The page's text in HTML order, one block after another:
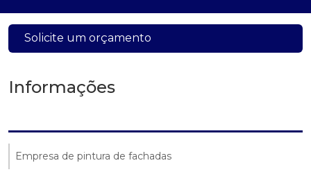
Solicite um orçamento
Informações
Empresa de pintura de fachadas